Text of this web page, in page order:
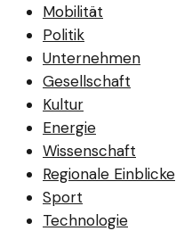
Mobilität
Politik
Unternehmen
Gesellschaft
Kultur
Energie
Wissenschaft
Regionale Einblicke
Sport
Technologie